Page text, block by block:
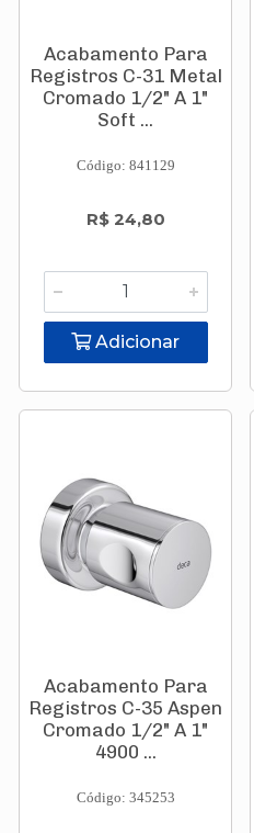
Acabamento Para
Registros C-31 Metal
Cromado 1/2" A 1"
Soft ...
Código: 841129
R$ 24,80
Adicionar
Acabamento Para
Registros C-35 Aspen
Cromado 1/2" A 1"
4900 ...
Código: 345253